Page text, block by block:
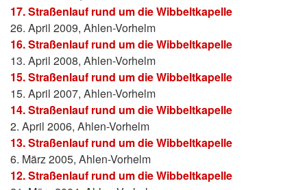
17. Straßenlauf rund um die Wibbeltkapelle
26. April 2009, Ahlen-Vorhelm
16. Straßenlauf rund um die Wibbeltkapelle
13. April 2008, Ahlen-Vorhelm
15. Straßenlauf rund um die Wibbeltkapelle
15. April 2007, Ahlen-Vorhelm
14. Straßenlauf rund um die Wibbeltkapelle
2. April 2006, Ahlen-Vorhelm
13. Straßenlauf rund um die Wibbeltkapelle
6. März 2005, Ahlen-Vorhelm
12. Straßenlauf rund um die Wibbeltkapelle